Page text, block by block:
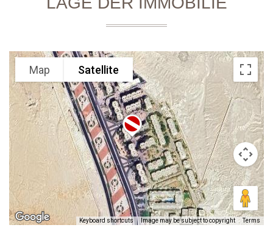
Map Satellite
Keyboard shortcuts Image may be subject to copyright Terms